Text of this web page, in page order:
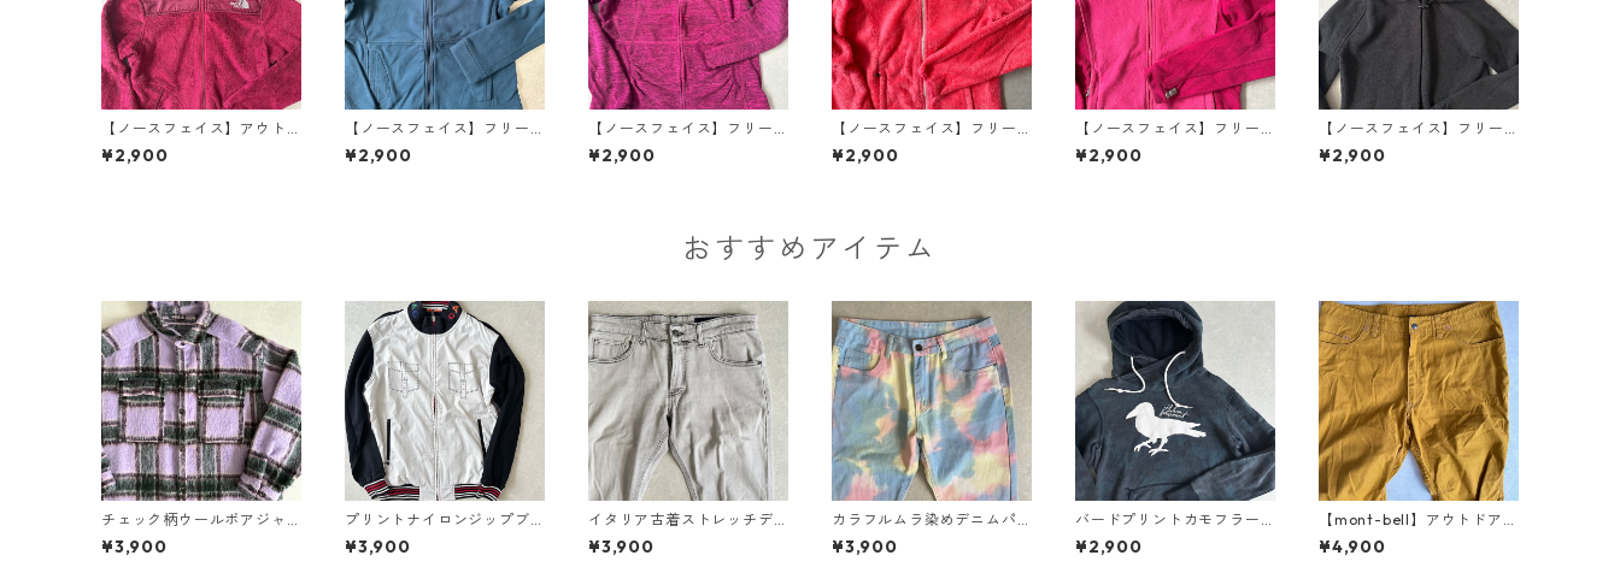
【ノースフェイス】アウト
ドアジップフリースジャケ
ット S 古着 レディース
¥2,900
【ノースフェイス】フリー
スジップアップブルゾン ブ
ルー S 古着 レディース
¥2,900
【ノースフェイス】フリー
スジップアップブルゾン ピ
ンク L 古着 レディース
¥2,900
【ノースフェイス】フリー
スジップアップブルゾン ピ
ンク XS 古着 レディース
¥2,900
【ノースフェイス】フリー
スジップアップブルゾン ピ
ンク S 古着 レディース
¥2,900
【ノースフェイス】フリー
スローブパーカー グレー XS
古着 レディース
¥2,900
おすすめアイテム
チェック柄ウールボアジャ
ケット チェック柄 L 古着 メ
ンズ
¥3,900
プリントナイロンジップブ
ルゾン ホワイト 4 古着 メン
ズ
¥3,900
イタリア古着ストレッチデ
ニムパンツ グレー 32 古着
メンズ
¥3,900
カラフルムラ染めデニムパ
ンツ 総柄 34 古着 メンズ
¥3,900
バードプリントカモフラー
ジュ柄スウェットパーカー
カモフラ柄 L 古着 メンズ
¥2,900
【mont-bell】アウトドア刺
繍ストレートストレッチパ
ンツ イエロー XL 古着 メン
¥4,900